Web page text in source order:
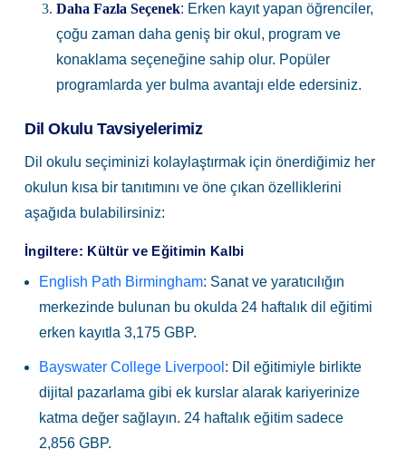
Daha Fazla Seçenek: Erken kayıt yapan öğrenciler,
çoğu zaman daha geniş bir okul, program ve
konaklama seçeneğine sahip olur. Popüler
programlarda yer bulma avantajı elde edersiniz.
Dil Okulu Tavsiyelerimiz
Dil okulu seçiminizi kolaylaştırmak için önerdiğimiz her
okulun kısa bir tanıtımını ve öne çıkan özelliklerini
aşağıda bulabilirsiniz:
İngiltere: Kültür ve Eğitimin Kalbi
English Path Birmingham: Sanat ve yaratıcılığın
merkezinde bulunan bu okulda 24 haftalık dil eğitimi
erken kayıtla 3,175 GBP.
Bayswater College Liverpool : Dil eğitimiyle birlikte
dijital pazarlama gibi ek kurslar alarak kariyerinize
katma değer sağlayın. 24 haftalık eğitim sadece
2,856 GBP.